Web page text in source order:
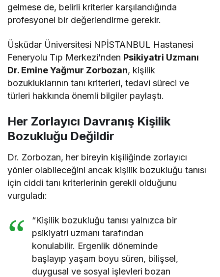
gelmese de, belirli kriterler karşılandığında
profesyonel bir değerlendirme gerekir.
Üsküdar Üniversitesi NPİSTANBUL Hastanesi
Feneryolu Tıp Merkezi’nden Psikiyatri Uzmanı
Dr. Emine Yağmur Zorbozan, kişilik
bozukluklarının tanı kriterleri, tedavi süreci ve
türleri hakkında önemli bilgiler paylaştı.
Her Zorlayıcı Davranış Kişilik
Bozukluğu Değildir
Dr. Zorbozan, her bireyin kişiliğinde zorlayıcı
yönler olabileceğini ancak kişilik bozukluğu tanısı
için ciddi tanı kriterlerinin gerekli olduğunu
vurguladı:
“Kişilik bozukluğu tanısı yalnızca bir
psikiyatri uzmanı tarafından
konulabilir. Ergenlik döneminde
başlayıp yaşam boyu süren, bilişsel,
duygusal ve sosyal işlevleri bozan